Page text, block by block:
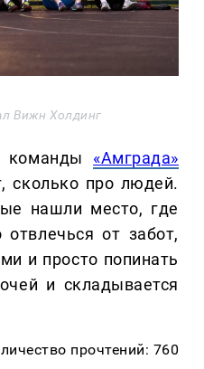
Вижн Холдинг
команды «Амграда»
сколько про людей.
нашли место, где
от забот,
и просто попинать
и складывается
прочтений: 760